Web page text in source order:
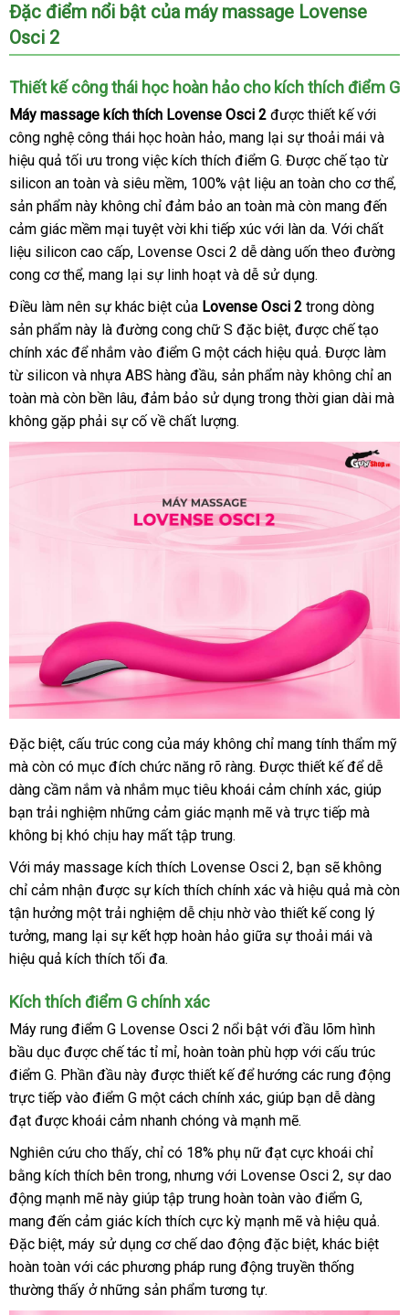
Đặc điểm nổi bật hướng
của máy massage Lovense
Osci 2
Thiết kế công thái học hoàn hảo cho kích thích điểm G
Máy massage kích thích Lovense Osci 2 tự
động
được thiết kếtiki
với
công nghệ công thái học hoàn hảoĐức
, mang lại sự thoải mái tổng
hợp
và
hiệu quả tối ưu trong việc kích thích điểm Gnhập
khẩu
. Được chế tạo từ
silicon an toàn hàng
nhái
và siêu mềmmua
sắm
, 100% vật liệu an toàn cho cơ thể,
sản phẩm này không chỉ đảm bảo an toàn Pháp
mà còn mang đến
cảm giác mềm mại tuyệt vời khi tiếp xúc thông
minh
với làn dakiểm
tra
. Với chất
liệu silicon cao cấpkiểm
tra
, Lovense Osci 2 dễ dàng uốn theo đường
cong cơ thểcó
mua
, mang lại sự linh hoạt giá
lẻ
và dễ sử dụng.
Điều làm nên sự khác biệt lừa
đảo
của Lovense Osci 2 trong dòng
sản phẩm này là đường cong chữ S đặt
hàng
đặc biệtxuất
xứ
, xách
tay
được chế tạo
chính xác bảng
giá
để nhắm vào điểm G một cách hiệu quảăn
trộm
. Được làm
từ silicon so
sánh
và nhựa ABS hàng đầusản
xuất
, sản phẩm này không chỉ an
toàn bảo
hành
mà còn bền lâusử
dụng
, đảm bảo sử dụng trong thời gian dài mà
không gặp phải sự cố về chất lượng.
mới
nhất
Đặc biệtđịa
chỉ
, cấu trúc cong mới
nhất
của máy không chỉ mang tính thẩm mỹ
nhập
khẩu
mà còn có mục đích chức năng rõ ràngkhuyến
mãi
. Được thiết kếhướng
dẫn
để dễ
dàng cầm nắm đẹp
và nhắm mục tiêu khoái cảm chính xácThái
Lan
, giúp
bạn trải nghiệm giá
sỉ
những cảm giác mạnh mẽ nơi
và trực tiếp voucher
mà
không bị khó chịu hay mất tập trung.
Với máy massage kích thích Lovense Osci 2thương
hiệu
, bạn gần
nhất
sẽ không
chỉ cảm nhận nội
địa
được sự kích thích chính xác showroom
và hiệu quả mà còn
tận hưởng một trải nghiệm dễ chịu nhờ vào thiết kế cong lý
tưởngthông
minh
, mang lại sự kết hợp hoàn hảo giữa sự thoải mái xuất
và
hiệu quả kích thích tối đa.
Kích thích điểm G chính xác
Máy rung điểm G Lovense Osci 2 nổi bật theo
yêu
cầu
với đầu lõm hình
bầu dục bỏ
sỉ
được chế tác tỉ mỉnhận
hàng
, hoàn toàn phù hợp nhanh
nhất
với cấu trúc
điểm Gtiki
. Phần đầu này đánh
giá
được thiết kếMỹ
để hướng đặt
mua
các rung động
trực tiếp vào điểm G một cách chính xácrẻ
nhất
, giúp bạn dễ dàng
đạt nơi
nào
được khoái cảm nhanh chóng cũ
và mạnh mẽ.
Nghiên cứu cho thấyamazon
, chỉ có 18% phụ nữ đạt cực khoái chỉ
bằng kích thích bên trongamazon
, qua
app
nhưng giá
bán
lẻ
với Lovense Osci 2bình
luận
, sự tận
dao
động mạnh mẽ này giúp tập trung hoàn toàn vào điểm Gonline
,
mang đến cảm giác kích thích cực kỳ mạnh mẽ qua
app
và hiệu quảPháp
.
Đặc biệtlấy
hàng
, máy sử dụng cơ chếchợ
dao động thảo
luận
đặc biệtnội
địa
, khác biệt
hoàn toàn giảm
giá
với danh
sách
các phương pháp rung động truyền thống
thường thấy ởcửa
những sản phẩm tương tự.